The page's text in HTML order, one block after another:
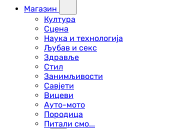
Магазин
Култура
Сцена
Наука и технологија
Љубав и секс
Здравље
Стил
Занимљивости
Савјети
Вицеви
Ауто-мото
Породица
Питали смо...